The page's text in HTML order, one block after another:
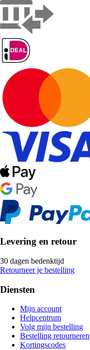
Levering en retour
30 dagen bedenktijd
Retourneer je bestelling
Diensten
Mijn account
Helpcentrum
Volg mijn bestelling
Bestelling retourneren
Kortingscodes